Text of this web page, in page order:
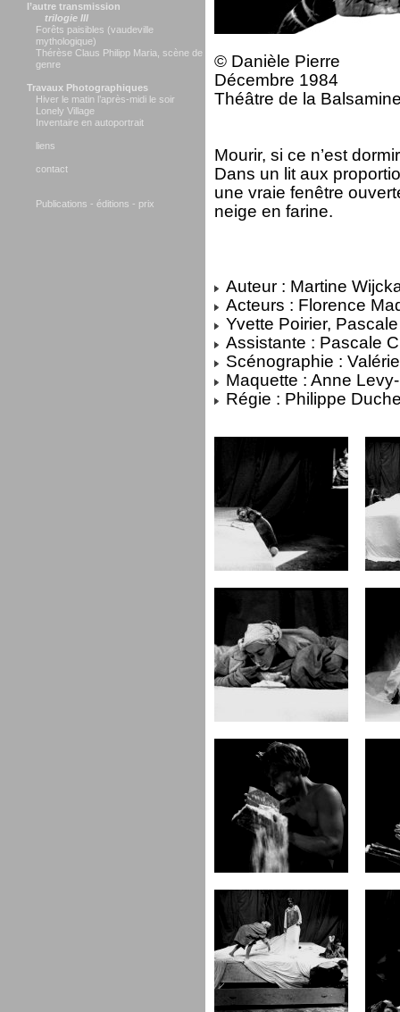
l’autre transmission
trilogie III
Forêts paisibles (vaudeville
mythologique)
Thérèse Claus Philipp Maria, scène de
genre
Travaux Photographiques
Hiver le matin l’après-midi le soir
Lonely Village
Inventaire en autoportrait
liens
contact
Publications - éditions - prix
© Danièle Pierre
Décembre 1984
Théâtre de la
Mourir, si ce n’est
Dans un lit aux
une vraie fenêtre
neige en farine.
Auteur : Martine
Acteurs : Florence
Yvette Poirier,
Assistante : Pascale
Scénographie :
Maquette : Anne
Régie : Philippe